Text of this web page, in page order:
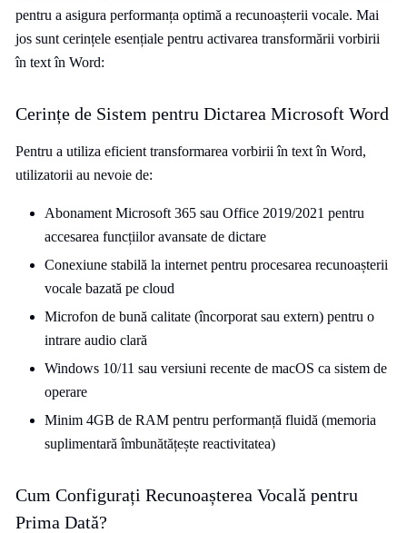
pentru a asigura performanța optimă a recunoașterii vocale. Mai
jos sunt cerințele esențiale pentru activarea transformării vorbirii
în text în Word:
Cerințe de Sistem pentru Dictarea Microsoft Word
Pentru a utiliza eficient transformarea vorbirii în text în Word,
utilizatorii au nevoie de:
Abonament Microsoft 365 sau Office 2019/2021 pentru
accesarea funcțiilor avansate de dictare
Conexiune stabilă la internet pentru procesarea recunoașterii
vocale bazată pe cloud
Microfon de bună calitate (încorporat sau extern) pentru o
intrare audio clară
Windows 10/11 sau versiuni recente de macOS ca sistem de
operare
Minim 4GB de RAM pentru performanță fluidă (memoria
suplimentară îmbunătățește reactivitatea)
Cum Configurați Recunoașterea Vocală pentru
Prima Dată?